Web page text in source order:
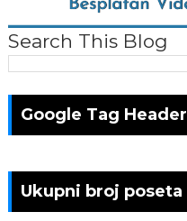
Search This Blog
Google Tag Header
Ukupni broj poseta